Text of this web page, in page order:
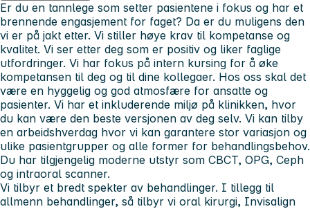
Er du en tannlege som setter pasientene i fokus og har et
brennende engasjement for faget? Da er du muligens den
vi er på jakt etter. Vi stiller høye krav til kompetanse og
kvalitet. Vi ser etter deg som er positiv og liker faglige
utfordringer. Vi har fokus på intern kursing for å øke
kompetansen til deg og til dine kollegaer. Hos oss skal det
være en hyggelig og god atmosfære for ansatte og
pasienter. Vi har et inkluderende miljø på klinikken, hvor
du kan være den beste versjonen av deg selv. Vi kan tilby
en arbeidshverdag hvor vi kan garantere stor variasjon og
ulike pasientgrupper og alle former for behandlingsbehov.
Du har tilgjengelig moderne utstyr som CBCT, OPG, Ceph
og intraoral scanner.
Vi tilbyr et bredt spekter av behandlinger. I tillegg til
allmenn behandlinger, så tilbyr vi oral kirurgi, Invisalign